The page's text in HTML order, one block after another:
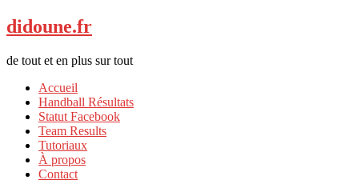
didoune.fr
de tout et en plus sur tout
Accueil
Handball Résultats
Statut Facebook
Team Results
Tutoriaux
À propos
Contact